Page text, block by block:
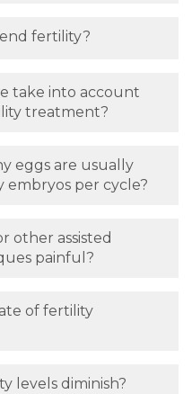
fertility?
take into account
treatment?
eggs are usually
embryos per cycle?
other assisted
painful?
of fertility
levels diminish?